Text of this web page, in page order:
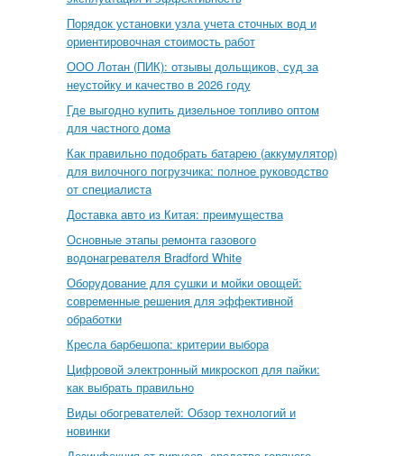
Порядок установки узла учета сточных вод и
ориентировочная стоимость работ
ООО Лотан (ПИК): отзывы дольщиков, суд за
неустойку и качество в 2026 году
Где выгодно купить дизельное топливо оптом
для частного дома
Как правильно подобрать батарею (аккумулятор)
для вилочного погрузчика: полное руководство
от специалиста
Доставка авто из Китая: преимущества
Основные этапы ремонта газового
водонагревателя Bradford White
Оборудование для сушки и мойки овощей:
современные решения для эффективной
обработки
Кресла барбешопа: критерии выбора
Цифровой электронный микроскоп для пайки:
как выбрать правильно
Виды обогревателей: Обзор технологий и
новинки